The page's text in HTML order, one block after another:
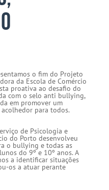
o fim do Projeto
da Escola de Comércio
proativa ao desafio do
com o selo anti bullying,
em promover um
para todos.
de Psicologia e
do Porto desenvolveu
o bullying e todas as
do 9º e 10º anos. A
a identificar situações
os a atuar perante